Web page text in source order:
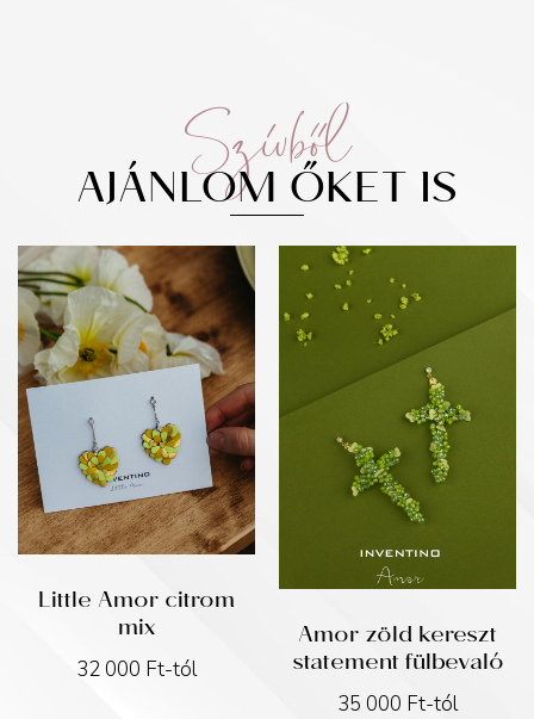
Szívből
AJÁNLOM ŐKET IS
Little Amor citrom
mix
32 000 Ft-tól
Amor zöld kereszt
statement fülbevaló
35 000 Ft-tól